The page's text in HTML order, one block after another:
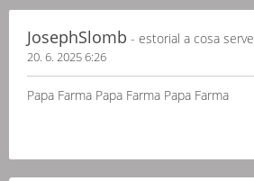
JosephSlomb - estorial a cosa serve
20. 6. 2025 6:26
Papa Farma Papa Farma Papa Farma